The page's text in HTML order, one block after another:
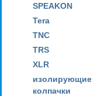
SPEAKON
Tera
TNC
TRS
XLR
изолирующие
колпачки